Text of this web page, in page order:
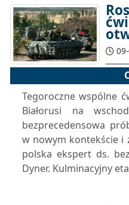
Tegoroczne wspólne
Białorusi na
bezprecedensowa
w nowym kontekście i
polska ekspert ds.
Dyner. Kulminacyjny